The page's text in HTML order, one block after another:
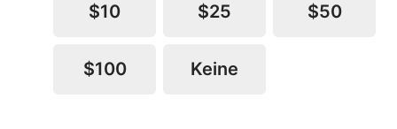
$10 $25 $50
$100 Keine